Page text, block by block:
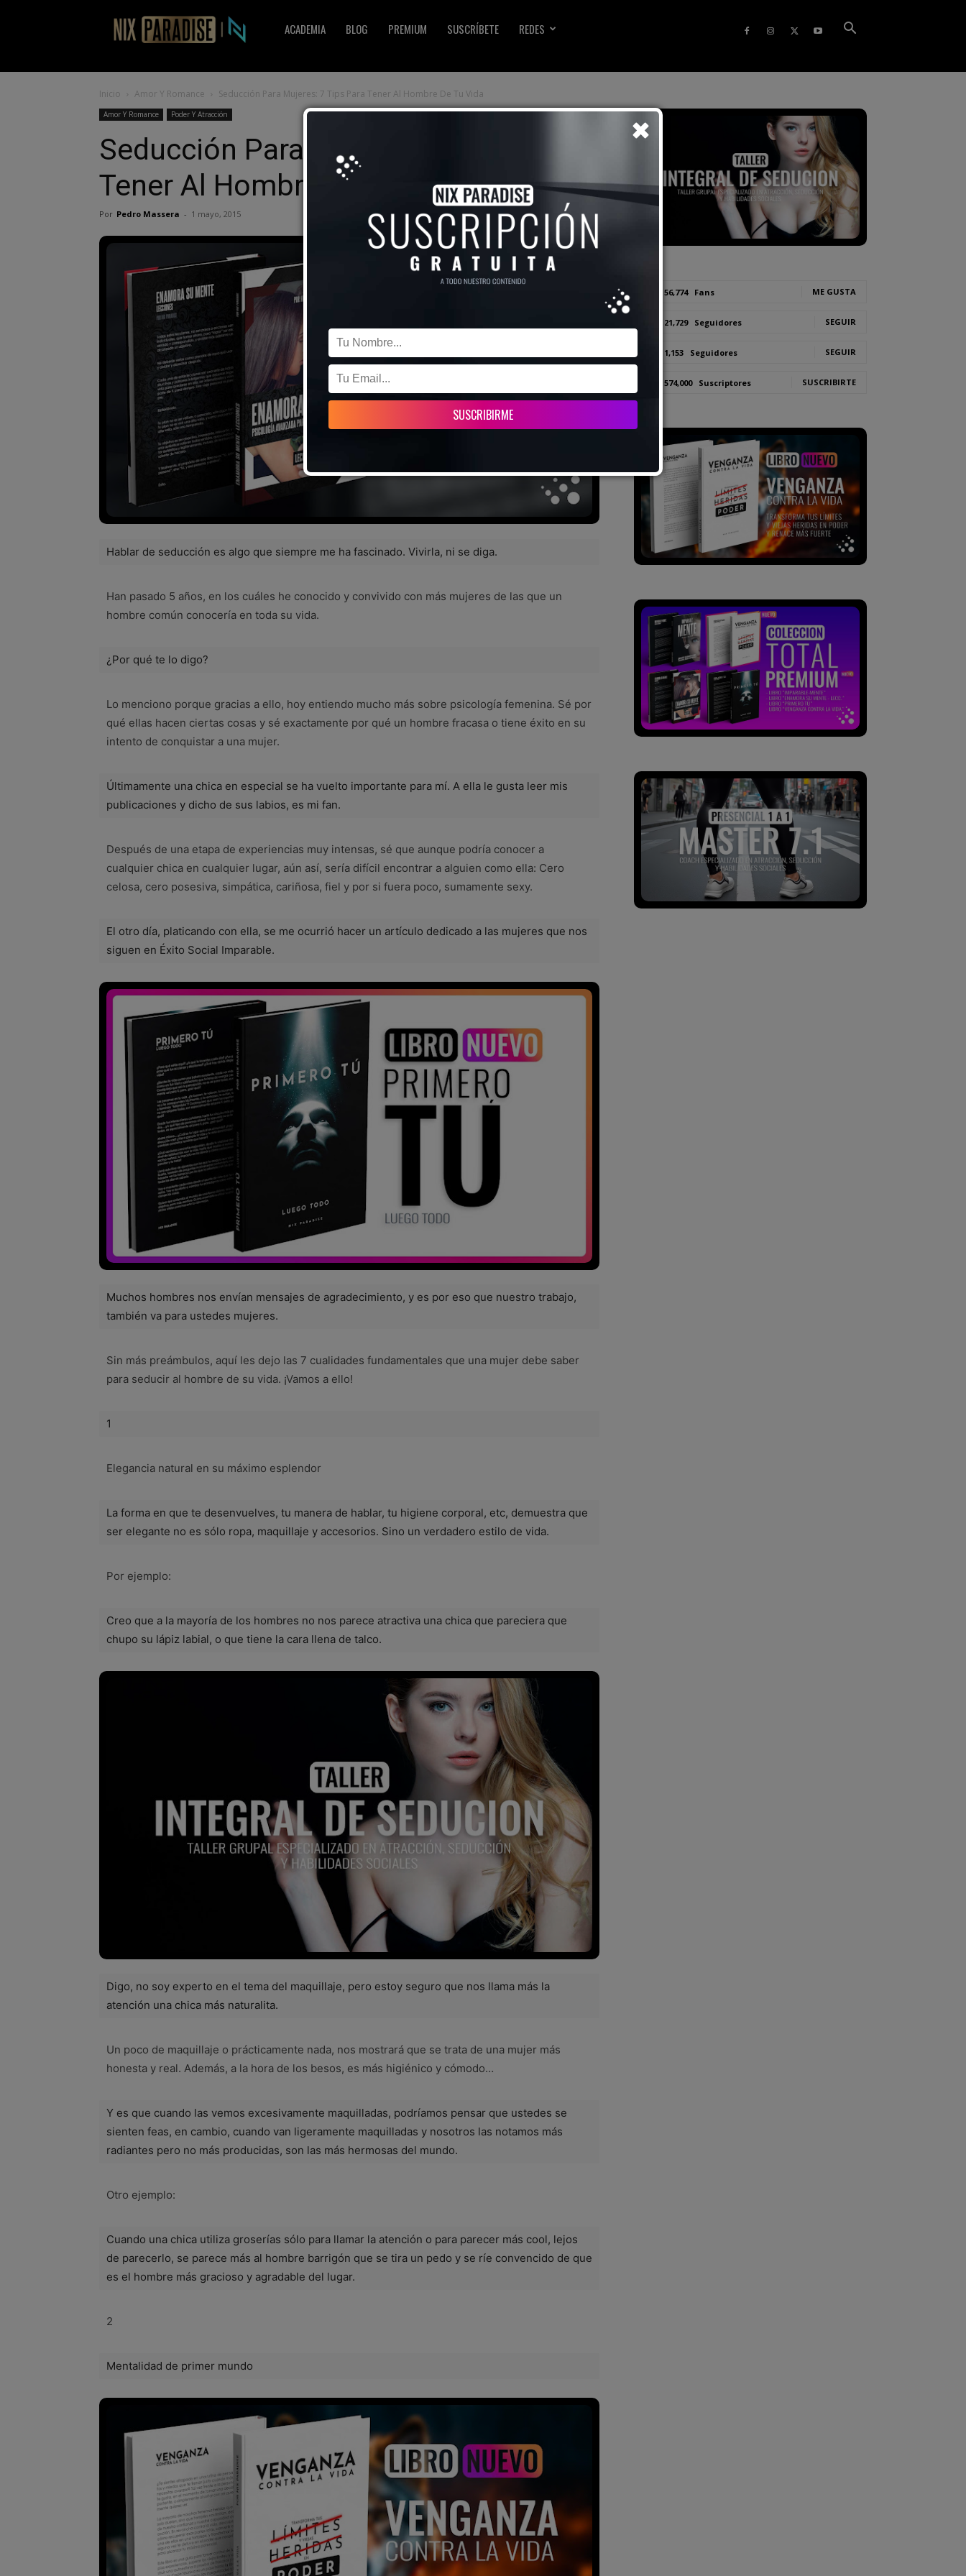
NixACADEMIA BLOG PREMIUM SUSCRÍBETE REDES
Inicio Amor Y Romance Seducción Para Mujeres: 7 Tips Para Tener Al Hombre De Tu Vida
Amor Y Romance Poder Y Atracción
Seducción Para Mujeres: 7 Tips Para
Tener Al Hombre De Tu Vida
Por Pedro Massera - 1 mayo, 2015 2304
Hablar de seducción es algo que siempre me ha fascinado. Vivirla, ni se diga.
Han pasado 5 años, en los cuáles he conocido y convivido con más mujeres de las que un
hombre común conocería en toda su vida.
¿Por qué te lo digo?
Lo menciono porque gracias a ello, hoy entiendo mucho más sobre psicología femenina. Sé por
qué ellas hacen ciertas cosas y sé exactamente por qué un hombre fracasa o tiene éxito en su
intento de conquistar a una mujer.
Últimamente una chica en especial se ha vuelto importante para mí. A ella le gusta leer mis
publicaciones y dicho de sus labios, es mi fan.
Después de una etapa de experiencias muy intensas, sé que aunque podría conocer a
cualquier chica en cualquier lugar, aún así, sería difícil encontrar a alguien como ella: Cero
celosa, cero posesiva, simpática, cariñosa, fiel y por si fuera poco, sumamente sexy.
El otro día, platicando con ella, se me ocurrió hacer un artículo dedicado a las mujeres que nos
siguen en Éxito Social Imparable.
Muchos hombres nos envían mensajes de agradecimiento, y es por eso que nuestro trabajo,
también va para ustedes mujeres.
Sin más preámbulos, aquí les dejo las 7 cualidades fundamentales que una mujer debe saber
para seducir al hombre de su vida. ¡Vamos a ello!
1
Elegancia natural en su máximo esplendor
La forma en que te desenvuelves, tu manera de hablar, tu higiene corporal, etc, demuestra que
ser elegante no es sólo ropa, maquillaje y accesorios. Sino un verdadero estilo de vida.
Por ejemplo:
Creo que a la mayoría de los hombres no nos parece atractiva una chica que pareciera que
chupo su lápiz labial, o que tiene la cara llena de talco.
Digo, no soy experto en el tema del maquillaje, pero estoy seguro que nos llama más la
atención una chica más naturalita.
Un poco de maquillaje o prácticamente nada, nos mostrará que se trata de una mujer más
honesta y real. Además, a la hora de los besos, es más higiénico y cómodo…
Y es que cuando las vemos excesivamente maquilladas, podríamos pensar que ustedes se
sienten feas, en cambio, cuando van ligeramente maquilladas y nosotros las notamos más
radiantes pero no más producidas, son las más hermosas del mundo.
Otro ejemplo:
Cuando una chica utiliza groserías sólo para llamar la atención o para parecer más cool, lejos
de parecerlo, se parece más al hombre barrigón que se tira un pedo y se ríe convencido de que
es el hombre más gracioso y agradable del lugar.
2
Mentalidad de primer mundo
56,774 Fans ME GUSTA
21,729 Seguidores SEGUIR
1,153 Seguidores SEGUIR
574,000 Suscriptores SUSCRIBIRTE